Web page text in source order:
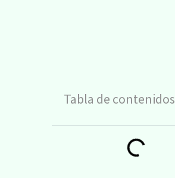
Tabla de contenidos